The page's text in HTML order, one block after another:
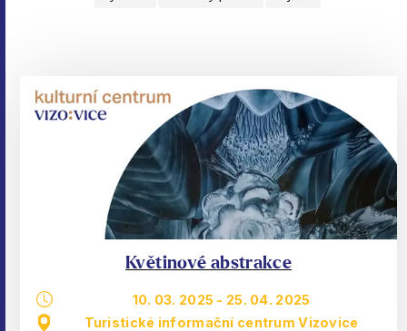
Květinové abstrakce
10. 03. 2025 - 25. 04. 2025
Turistické informační centrum Vizovice